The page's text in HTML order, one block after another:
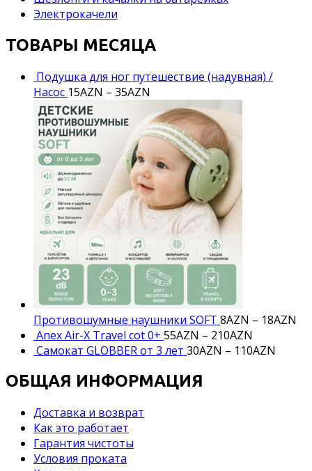
Электрокачели
ТОВАРЫ МЕСЯЦА
Подушка для ног путешествие (надувная) /
Насос 15AZN – 35AZN
Противошумные наушники SOFT 8AZN – 18AZN
Anex Air-X Travel cot 0+ 55AZN – 210AZN
Самокат GLOBBER от 3 лет 30AZN – 110AZN
ОБЩАЯ ИНФОРМАЦИЯ
Доставка и возврат
Как это работает
Гарантия чистоты
Условия проката